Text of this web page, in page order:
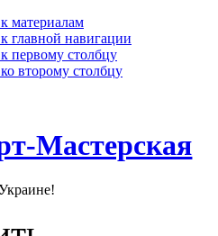
материалам
главной навигации
первому столбцу
второму столбцу
Мастерская